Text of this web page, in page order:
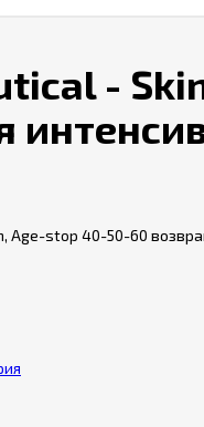
-
stop 40-50-60